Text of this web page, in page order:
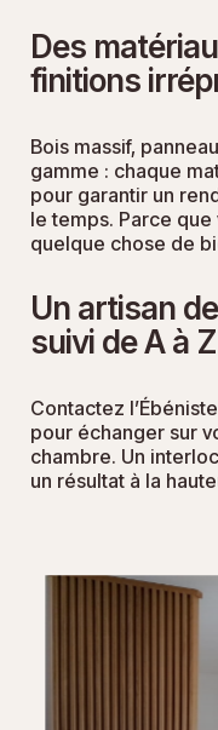
Des
finitions
Bois massif,
gamme : chaque
pour garantir un
le temps. Parce
quelque chose de
Un artisan
suivi de A à Z
Contactez
pour échanger sur
chambre. Un
un résultat à la